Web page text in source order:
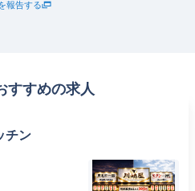
報告する
すすめの求人
チン